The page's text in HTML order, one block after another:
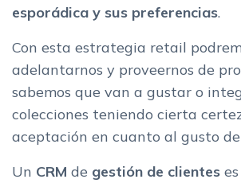
esporádica y sus preferencias.
Con esta estrategia retail
adelantarnos y proveernos de
sabemos que van a gustar o
colecciones teniendo cierta
aceptación en cuanto al gusto
Un CRM de gestión de clientes